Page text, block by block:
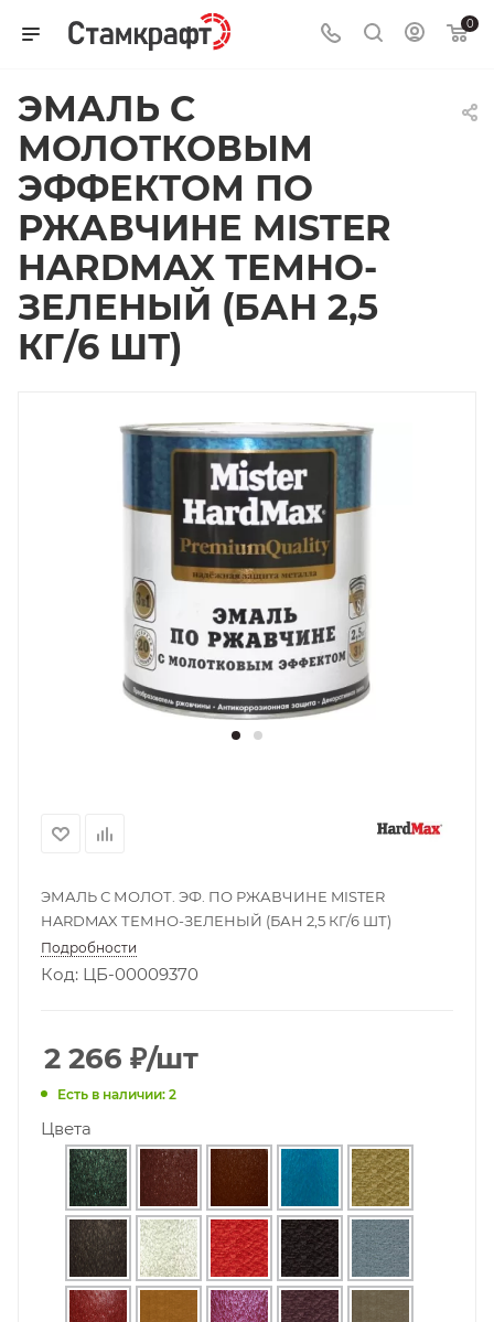
0
ЭМАЛЬ С
МОЛОТКОВЫМ
ЭФФЕКТОМ ПО
РЖАВЧИНЕ MISTER
HARDMAX ТЕМНО-
ЗЕЛЕНЫЙ (БАН 2,5
КГ/6 ШТ)
ЭМАЛЬ С МОЛОТ. ЭФ. ПО РЖАВЧИНЕ MISTER
HARDMAX ТЕМНО-ЗЕЛЕНЫЙ (БАН 2,5 КГ/6 ШТ)
Подробности
Код: ЦБ-00009370
2 266 ₽/шт
Есть в наличии: 2
Цвета